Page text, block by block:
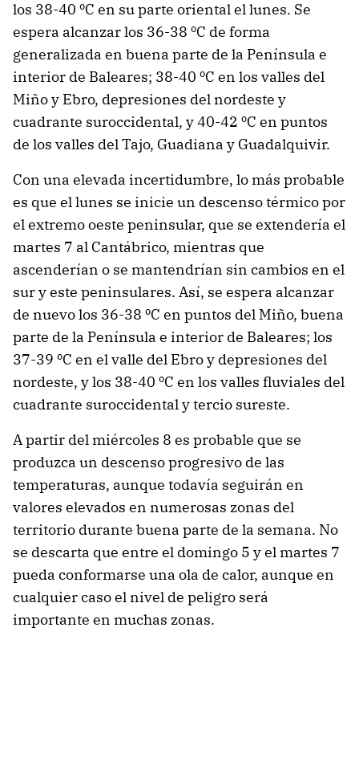
los 38-40 ºC en su parte oriental el lunes. Se
espera alcanzar los 36-38 ºC de forma
generalizada en buena parte de la Península e
interior de Baleares; 38-40 ºC en los valles del
Miño y Ebro, depresiones del nordeste y
cuadrante suroccidental, y 40-42 ºC en puntos
de los valles del Tajo, Guadiana y Guadalquivir.
Con una elevada incertidumbre, lo más probable
es que el lunes se inicie un descenso térmico por
el extremo oeste peninsular, que se extendería el
martes 7 al Cantábrico, mientras que
ascenderían o se mantendrían sin cambios en el
sur y este peninsulares. Así, se espera alcanzar
de nuevo los 36-38 ºC en puntos del Miño, buena
parte de la Península e interior de Baleares; los
37-39 ºC en el valle del Ebro y depresiones del
nordeste, y los 38-40 ºC en los valles fluviales del
cuadrante suroccidental y tercio sureste.
A partir del miércoles 8 es probable que se
produzca un descenso progresivo de las
temperaturas, aunque todavía seguirán en
valores elevados en numerosas zonas del
territorio durante buena parte de la semana. No
se descarta que entre el domingo 5 y el martes 7
pueda conformarse una ola de calor, aunque en
cualquier caso el nivel de peligro será
importante en muchas zonas.